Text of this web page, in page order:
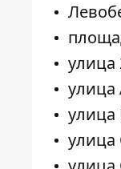
улица
улица
улица
улица